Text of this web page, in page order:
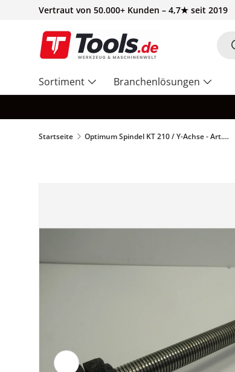
Vertraut von 50.000+ Kunden – 4,7★ seit 2019
Sortiment Branchenlösungen
Startseite Optimum Spindel KT 210 / Y-Achse - Art. 0335660022CPL
Vorherige